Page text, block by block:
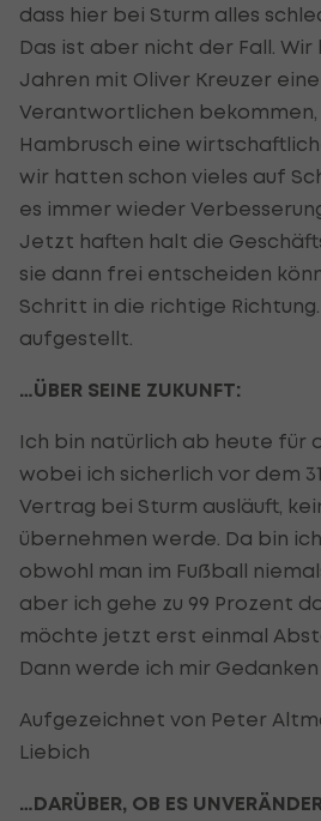
dass hier bei Sturm alles
Das ist aber nicht der Fall.
Jahren mit Oliver Kreuzer
Verantwortlichen
Hambrusch eine
wir hatten schon vieles auf
es immer wieder
Jetzt haften halt die
sie dann frei entscheiden
Schritt in die richtige
aufgestellt.
…ÜBER SEINE ZUKUNFT:
Ich bin natürlich ab heute für
wobei ich sicherlich vor dem
Vertrag bei Sturm ausläuft,
übernehmen werde. Da bin
obwohl man im Fußball
aber ich gehe zu 99 Prozent
möchte jetzt erst einmal
Dann werde ich mir
Aufgezeichnet von Peter
Liebich
…DARÜBER, OB ES